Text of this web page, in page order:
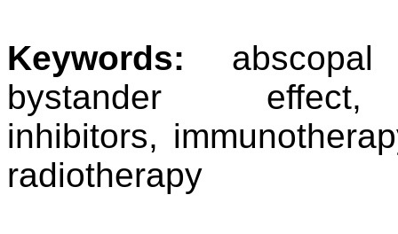
Keywords: abscopal
bystander
inhibitors,
radiotherapy